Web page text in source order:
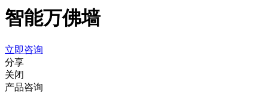
智能万佛墙
立即咨询
分享
关闭
产品咨询